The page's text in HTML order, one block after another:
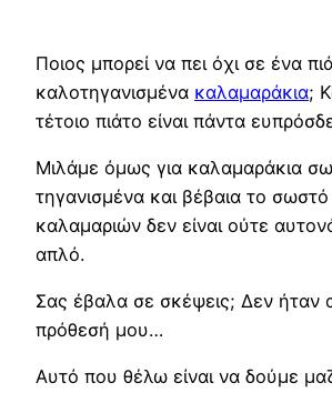
Ποιος μπορεί να πει όχι σε ένα
καλοτηγανισμένα καλαμαράκια;
τέτοιο πιάτο είναι πάντα
Μιλάμε όμως για καλαμαράκια
τηγανισμένα και βέβαια το
καλαμαριών δεν είναι ούτε
απλό.
Σας έβαλα σε σκέψεις; Δεν ήταν
πρόθεσή μου…
Αυτό που θέλω είναι να δούμε